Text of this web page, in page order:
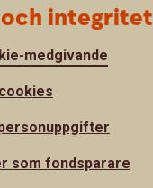
integritet
medgivande
som fondsparare